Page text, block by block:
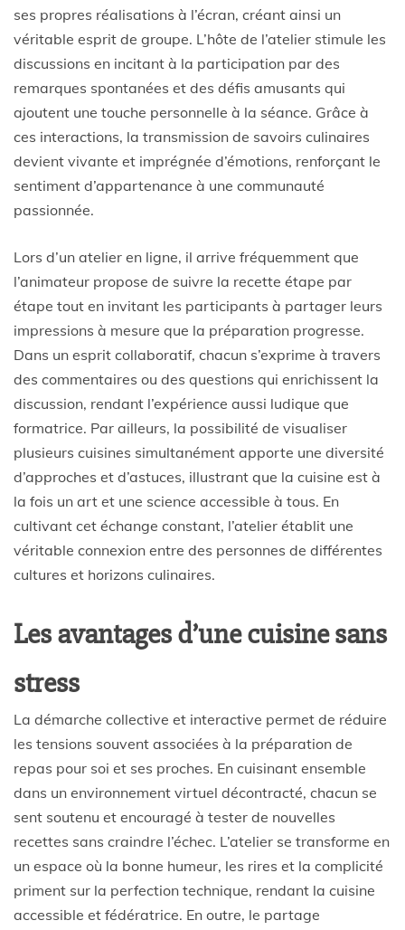
ses propres réalisations à l’écran, créant ainsi un
véritable esprit de groupe. L’hôte de l’atelier stimule les
discussions en incitant à la participation par des
remarques spontanées et des défis amusants qui
ajoutent une touche personnelle à la séance. Grâce à
ces interactions, la transmission de savoirs culinaires
devient vivante et imprégnée d’émotions, renforçant le
sentiment d’appartenance à une communauté
passionnée.
Lors d’un atelier en ligne, il arrive fréquemment que
l’animateur propose de suivre la recette étape par
étape tout en invitant les participants à partager leurs
impressions à mesure que la préparation progresse.
Dans un esprit collaboratif, chacun s’exprime à travers
des commentaires ou des questions qui enrichissent la
discussion, rendant l’expérience aussi ludique que
formatrice. Par ailleurs, la possibilité de visualiser
plusieurs cuisines simultanément apporte une diversité
d’approches et d’astuces, illustrant que la cuisine est à
la fois un art et une science accessible à tous. En
cultivant cet échange constant, l’atelier établit une
véritable connexion entre des personnes de différentes
cultures et horizons culinaires.
Les avantages d’une cuisine sans
stress
La démarche collective et interactive permet de réduire
les tensions souvent associées à la préparation de
repas pour soi et ses proches. En cuisinant ensemble
dans un environnement virtuel décontracté, chacun se
sent soutenu et encouragé à tester de nouvelles
recettes sans craindre l’échec. L’atelier se transforme en
un espace où la bonne humeur, les rires et la complicité
priment sur la perfection technique, rendant la cuisine
accessible et fédératrice. En outre, le partage